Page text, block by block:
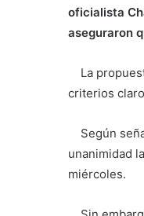
oficialista
aseguraron
La
criterios
Según
unanimidad
miércoles.